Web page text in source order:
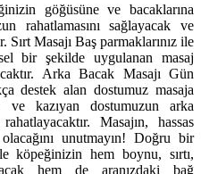
göğüsüne ve bacaklarına
rahatlamasını sağlayacak ve
Masajı Baş parmaklarınız ile
bir şekilde uygulanan masaj
Arka Bacak Masajı Gün
destek alan dostumuz masaja
kazıyan dostumuzun arka
Masajın, hassas
unutmayın! Doğru bir
köpeğinizin hem boynu, sırtı,
hem de aranızdaki bağ